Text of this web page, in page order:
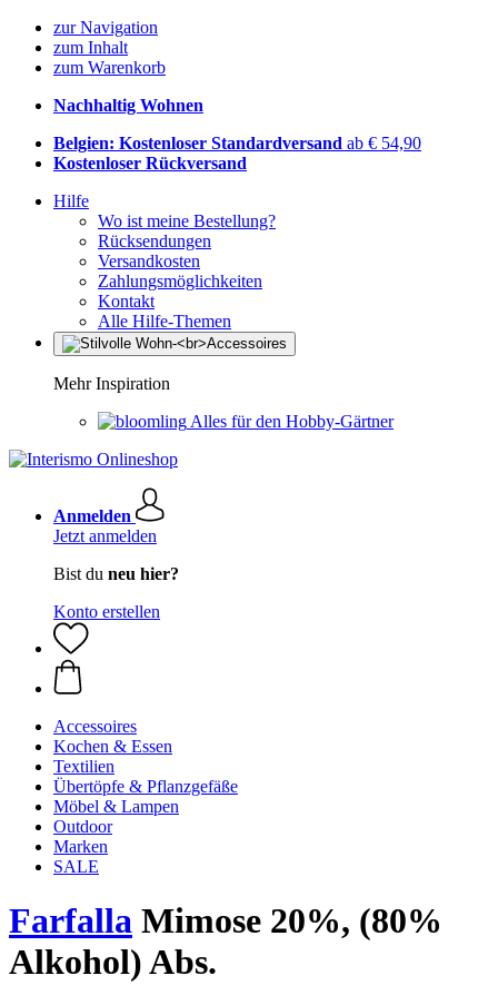
zur Navigation
zum Inhalt
zum Warenkorb
Nachhaltig Wohnen
Belgien: Kostenloser Standardversand ab € 54,90
Kostenloser Rückversand
Hilfe
Wo ist meine Bestellung?
Rücksendungen
Versandkosten
Zahlungsmöglichkeiten
Kontakt
Alle Hilfe-Themen
Mehr Inspiration
Alles für den Hobby-Gärtner
Anmelden
Jetzt anmelden
Bist du neu hier?
Konto erstellen
Accessoires
Kochen & Essen
Textilien
Übertöpfe & Pflanzgefäße
Möbel & Lampen
Outdoor
Marken
SALE
Farfalla Mimose 20%, (80%
Alkohol) Abs.